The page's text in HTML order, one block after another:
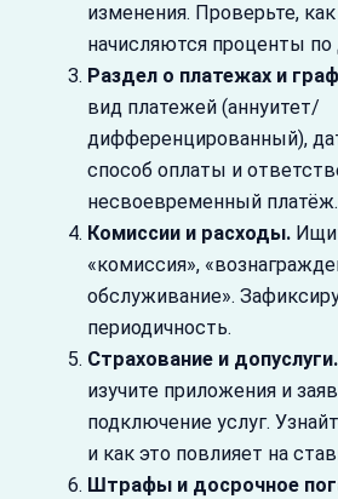
изменения. Проверьте,
начисляются проценты по
Раздел о платежах и
вид платежей (аннуитет/
дифференцированный),
способ оплаты и
несвоевременный платёж.
Комиссии и расходы.
«комиссия»,
обслуживание».
периодичность.
Страхование и допуслуги.
изучите приложения и
подключение услуг.
и как это повлияет на
Штрафы и досрочное